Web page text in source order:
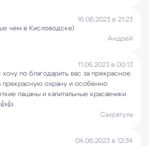
16.06.2023 в 21:23
чем в Кисловодске)
Андрей
11.06.2023 в 00:13
по благодарить вас за прекрасное
прекрасную охрану и особенно
пацаны и капитальные красавчики
Сахратула
04.06.2023 в 12:34